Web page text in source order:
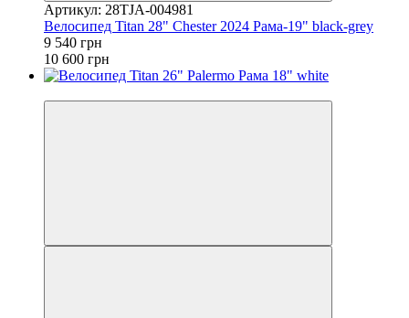
Артикул: 28TJA-004981
Велосипед Titan 28" Chester 2024 Рама-19" black-grey
9 540 грн
10 600 грн